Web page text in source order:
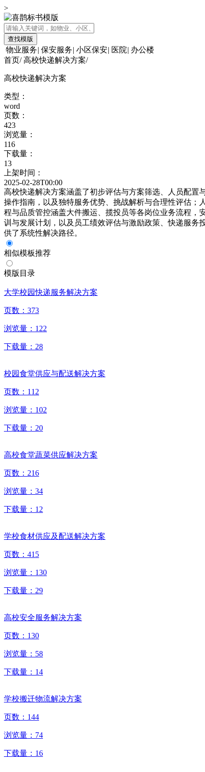
>
查找模版
物业服务| 保安服务| 小区保安| 医院| 办公楼
首页/ 高校快递解决方案/
高校快递解决方案
类型：
word
页数：
423
浏览量：
116
下载量：
13
上架时间：
2025-02-28T00:00
高校快递解决方案涵盖了初步评估与方案筛选、人员配
操作指南，以及独特服务优势、挑战解析与合理性评估
程与品质管控涵盖大件搬运、揽投员等各岗位业务流程
训与发展计划，以及员工绩效评估与激励政策、快递服
供了系统性解决路径。
相似模板推荐
模版目录
大学校园快递服务解决方案
页数： 373
浏览量： 122
下载量： 28
校园食堂供应与配送解决方案
页数： 112
浏览量： 102
下载量： 20
高校食堂蔬菜供应解决方案
页数： 216
浏览量： 34
下载量： 12
学校食材供应及配送解决方案
页数： 415
浏览量： 130
下载量： 29
高校安全服务解决方案
页数： 130
浏览量： 58
下载量： 14
学校搬迁物流解决方案
页数： 144
浏览量： 74
下载量： 16